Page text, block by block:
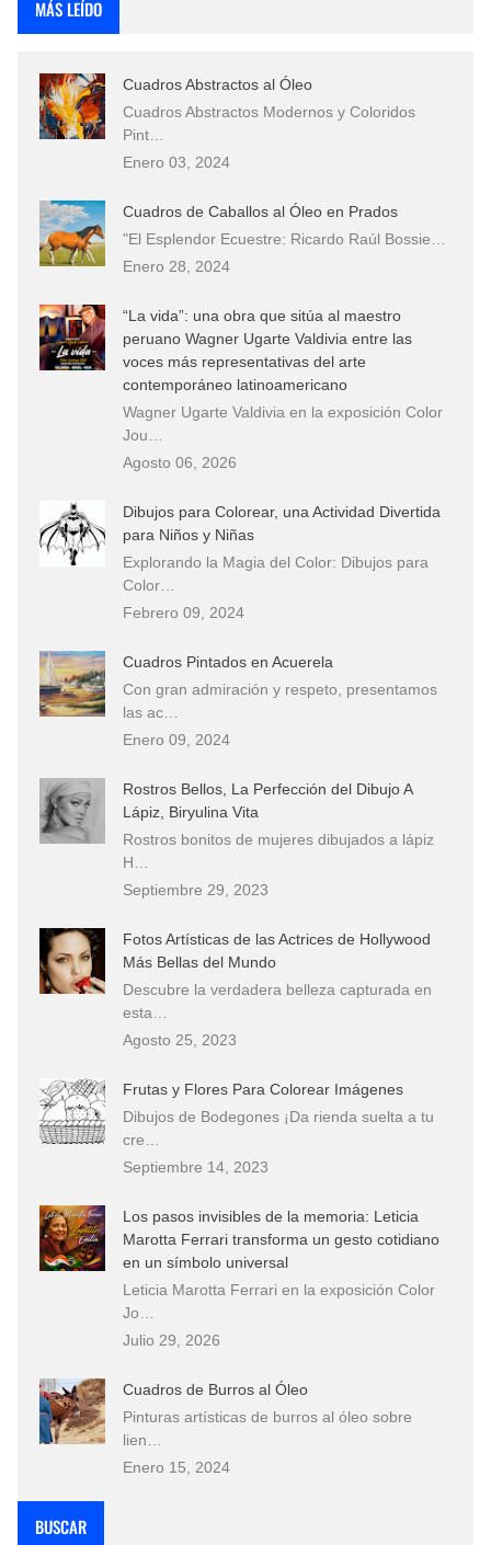
MÁS LEÍDO
Cuadros Abstractos al Óleo
Cuadros Abstractos Modernos y Coloridos
Pint…
Enero 03, 2024
Cuadros de Caballos al Óleo en Prados
"El Esplendor Ecuestre: Ricardo Raúl Bossie…
Enero 28, 2024
“La vida”: una obra que sitúa al maestro
peruano Wagner Ugarte Valdivia entre las
voces más representativas del arte
contemporáneo latinoamericano
Wagner Ugarte Valdivia en la exposición Color
Jou…
Agosto 06, 2026
Dibujos para Colorear, una Actividad Divertida
para Niños y Niñas
Explorando la Magia del Color: Dibujos para
Color…
Febrero 09, 2024
Cuadros Pintados en Acuerela
Con gran admiración y respeto, presentamos
las ac…
Enero 09, 2024
Rostros Bellos, La Perfección del Dibujo A
Lápiz, Biryulina Vita
Rostros bonitos de mujeres dibujados a lápiz
H…
Septiembre 29, 2023
Fotos Artísticas de las Actrices de Hollywood
Más Bellas del Mundo
Descubre la verdadera belleza capturada en
esta…
Agosto 25, 2023
Frutas y Flores Para Colorear Imágenes
Dibujos de Bodegones ¡Da rienda suelta a tu
cre…
Septiembre 14, 2023
Los pasos invisibles de la memoria: Leticia
Marotta Ferrari transforma un gesto cotidiano
en un símbolo universal
Leticia Marotta Ferrari en la exposición Color
Jo…
Julio 29, 2026
Cuadros de Burros al Óleo
Pinturas artísticas de burros al óleo sobre
lien…
Enero 15, 2024
BUSCAR